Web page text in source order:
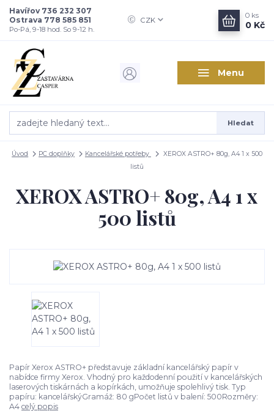
Menu
CZK
Hledat
Havířov 736 232 307
Ostrava 778 585 851
Po-Pá, 9-18 hod. So 9-12 h.
0 ks
0 Kč
Úvod PC doplňky Kancelářské potřeby
XEROX ASTRO+ 80g, A4 1 x 500
listů
XEROX ASTRO+ 80g, A4 1 x
500 listů
Papír Xerox ASTRO+ představuje základní kancelářský papír v
nabídce firmy Xerox. Vhodný pro každodenní použití v kancelářských
laserových tiskárnách a kopírkách, umožňuje spolehlivý tisk. Typ
papíru: kancelářskýGramáž: 80 gPočet listů v balení: 500Rozměry:
A4 celý popis